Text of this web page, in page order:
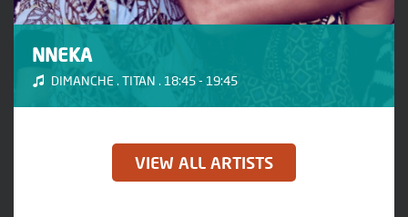
NNEKA
DIMANCHE . TITAN . 18:45 - 19:45
VIEW ALL ARTISTS